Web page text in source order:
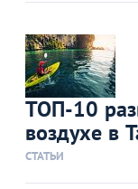
ТОП-10
воздухе в
СТАТЬИ